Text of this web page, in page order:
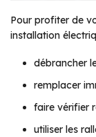
Pour profiter de
installation
débrancher
remplacer
faire vérifier
utiliser les